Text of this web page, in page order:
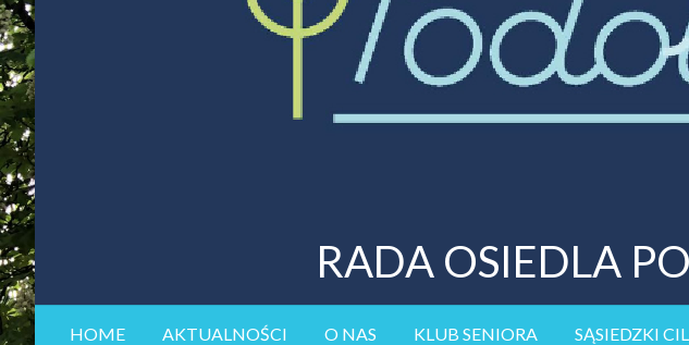
RADA OSIEDLA
HOME AKTUALNOŚCI O NAS KLUB SENIORA SĄSIEDZKI CIL